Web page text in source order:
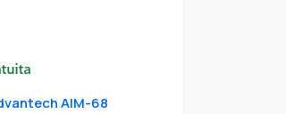
AIM-68